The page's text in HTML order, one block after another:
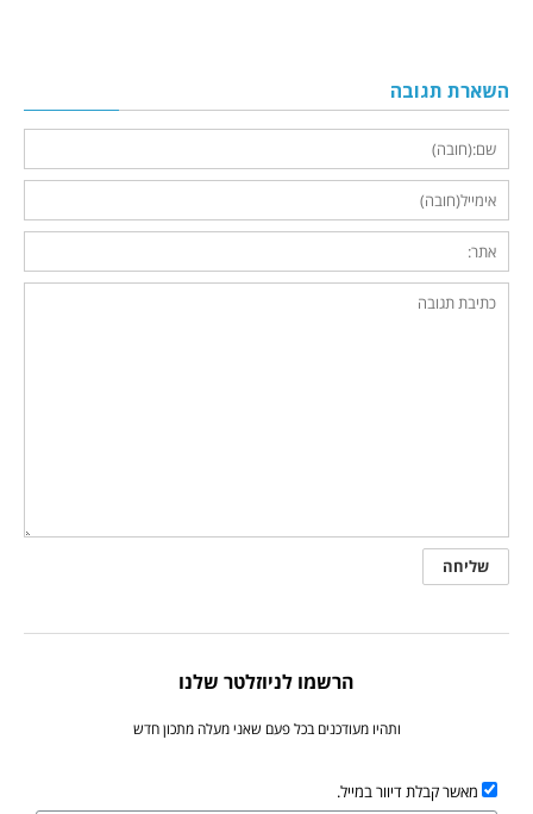
השארת תגובה
הרשמו לניוזלטר שלנו
ותהיו מעודכנים בכל פעם שאני מעלה מתכון חדש
מאשר קבלת דיוור במייל.